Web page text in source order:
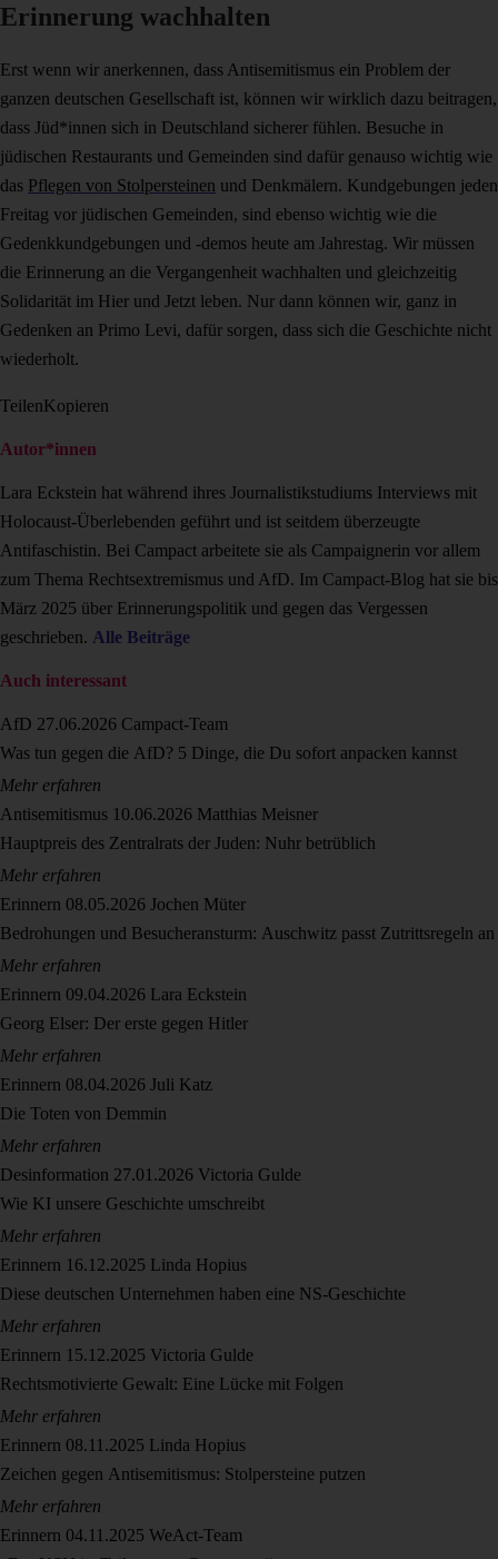
Erinnerung wachhalten
Erst wenn wir anerkennen, dass Antisemitismus ein Problem der
ganzen deutschen Gesellschaft ist, können wir wirklich dazu beitragen,
dass Jüd*innen sich in Deutschland sicherer fühlen. Besuche in
jüdischen Restaurants und Gemeinden sind dafür genauso wichtig wie
das Pflegen von Stolpersteinen und Denkmälern. Kundgebungen jeden
Freitag vor jüdischen Gemeinden, sind ebenso wichtig wie die
Gedenkkundgebungen und -demos heute am Jahrestag. Wir müssen
die Erinnerung an die Vergangenheit wachhalten und gleichzeitig
Solidarität im Hier und Jetzt leben. Nur dann können wir, ganz in
Gedenken an Primo Levi, dafür sorgen, dass sich die Geschichte nicht
wiederholt.
TeilenKopieren
Autor*innen
Lara Eckstein hat während ihres Journalistikstudiums Interviews mit
Holocaust-Überlebenden geführt und ist seitdem überzeugte
Antifaschistin. Bei Campact arbeitete sie als Campaignerin vor allem
zum Thema Rechtsextremismus und AfD. Im Campact-Blog hat sie bis
März 2025 über Erinnerungspolitik und gegen das Vergessen
geschrieben. Alle Beiträge
Auch interessant
AfD 27.06.2026 Campact-Team
Was tun gegen die AfD? 5 Dinge, die Du sofort anpacken kannst
Mehr erfahren
Antisemitismus 10.06.2026 Matthias Meisner
Hauptpreis des Zentralrats der Juden: Nuhr betrüblich
Mehr erfahren
Erinnern 08.05.2026 Jochen Müter
Bedrohungen und Besucheransturm: Auschwitz passt Zutrittsregeln an
Mehr erfahren
Erinnern 09.04.2026 Lara Eckstein
Georg Elser: Der erste gegen Hitler
Mehr erfahren
Erinnern 08.04.2026 Juli Katz
Die Toten von Demmin
Mehr erfahren
Desinformation 27.01.2026 Victoria Gulde
Wie KI unsere Geschichte umschreibt
Mehr erfahren
Erinnern 16.12.2025 Linda Hopius
Diese deutschen Unternehmen haben eine NS-Geschichte
Mehr erfahren
Erinnern 15.12.2025 Victoria Gulde
Rechtsmotivierte Gewalt: Eine Lücke mit Folgen
Mehr erfahren
Erinnern 08.11.2025 Linda Hopius
Zeichen gegen Antisemitismus: Stolpersteine putzen
Mehr erfahren
Erinnern 04.11.2025 WeAct-Team